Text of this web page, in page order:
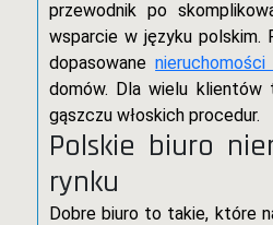
przewodnik po
wsparcie w języku polskim.
dopasowane
domów. Dla wielu klientów
gąszczu włoskich procedur.
Polskie biuro
rynku
Dobre biuro to takie, które